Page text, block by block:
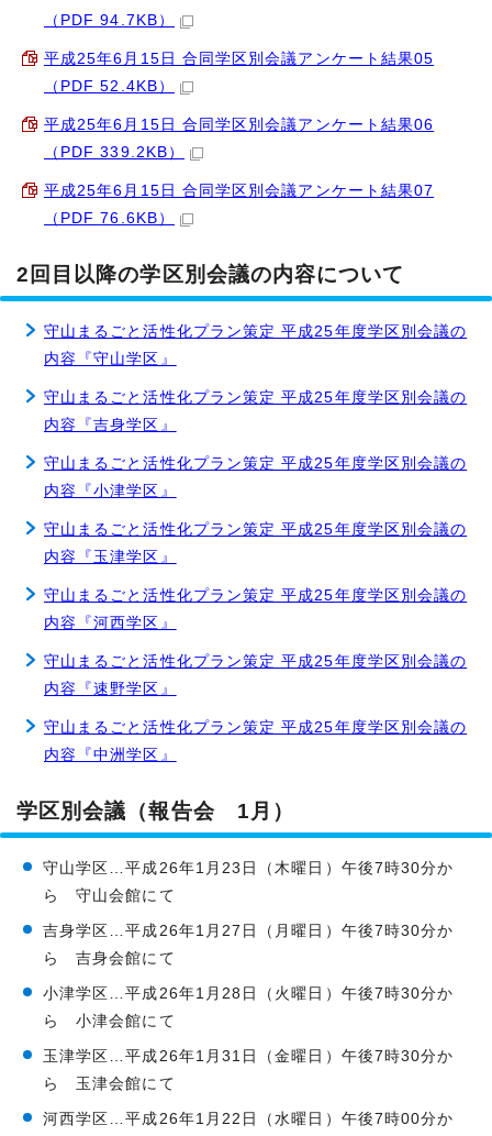
（PDF 94.7KB）
平成25年6月15日 合同学区別会議アンケート結果05
（PDF 52.4KB）
平成25年6月15日 合同学区別会議アンケート結果06
（PDF 339.2KB）
平成25年6月15日 合同学区別会議アンケート結果07
（PDF 76.6KB）
2回目以降の学区別会議の内容について
守山まるごと活性化プラン策定 平成25年度学区別会議の
内容『守山学区』
守山まるごと活性化プラン策定 平成25年度学区別会議の
内容『吉身学区』
守山まるごと活性化プラン策定 平成25年度学区別会議の
内容『小津学区』
守山まるごと活性化プラン策定 平成25年度学区別会議の
内容『玉津学区』
守山まるごと活性化プラン策定 平成25年度学区別会議の
内容『河西学区』
守山まるごと活性化プラン策定 平成25年度学区別会議の
内容『速野学区』
守山まるごと活性化プラン策定 平成25年度学区別会議の
内容『中洲学区』
学区別会議（報告会 1月）
守山学区…平成26年1月23日（木曜日）午後7時30分か
ら 守山会館にて
吉身学区…平成26年1月27日（月曜日）午後7時30分か
ら 吉身会館にて
小津学区…平成26年1月28日（火曜日）午後7時30分か
ら 小津会館にて
玉津学区…平成26年1月31日（金曜日）午後7時30分か
ら 玉津会館にて
河西学区…平成26年1月22日（水曜日）午後7時00分か